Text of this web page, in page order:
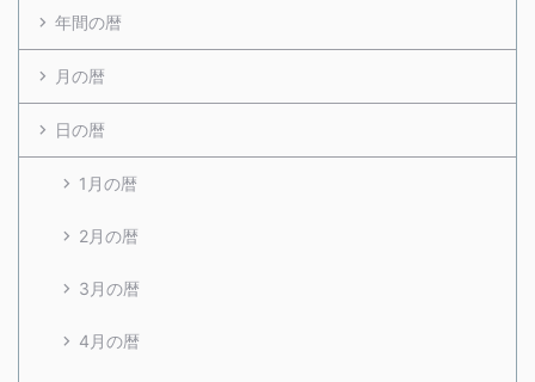
年間の暦
月の暦
日の暦
1月の暦
2月の暦
3月の暦
4月の暦